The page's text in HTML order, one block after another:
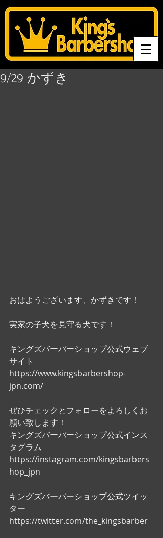
9/29 かずき
おはようございます、かずきです！
実家の子犬を見守る犬です！
キングズバーバーショップ公式ウェブ
サイト
https://www.kingsbarbershop-
jpn.com/
ぜひチェックとフォローをよろしくお
願い致します！
キングズバーバーショップ公式インス
タグラム
https://instagram.com/kingsbarbers
hop_jpn
キングズバーバーショップ公式ツイッ
ター
https://twitter.com/the_kingsbarber